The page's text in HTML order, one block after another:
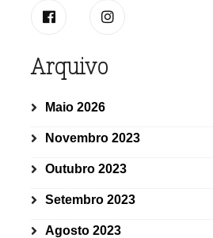
Arquivo
Maio 2026
Novembro 2023
Outubro 2023
Setembro 2023
Agosto 2023